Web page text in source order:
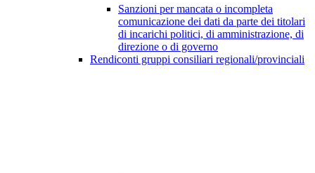
Sanzioni per mancata o incompleta
comunicazione dei dati da parte dei titolari
di incarichi politici, di amministrazione, di
direzione o di governo
Rendiconti gruppi consiliari regionali/provinciali